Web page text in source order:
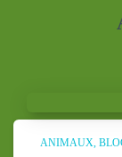
ANIMAUX